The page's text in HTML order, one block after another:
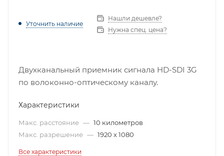
Уточнить наличие
Нашли дешевле?
Нужна спец. цена?
Двухканальный приемник сигнала HD-SDI 3G
по волоконно-оптическому каналу.
Характеристики
Макс. расстояние — 10 километров
Макс. разрешение — 1920 x 1080
Все характеристики